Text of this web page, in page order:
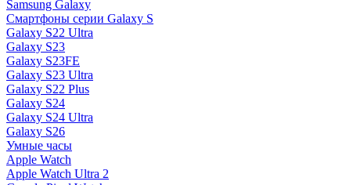
Samsung Galaxy
Смартфоны серии Galaxy S
Galaxy S22 Ultra
Galaxy S23
Galaxy S23FE
Galaxy S23 Ultra
Galaxy S22 Plus
Galaxy S24
Galaxy S24 Ultra
Galaxy S26
Умные часы
Apple Watch
Apple Watch Ultra 2